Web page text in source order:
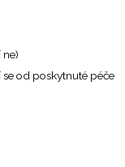
se od poskytnuté péče